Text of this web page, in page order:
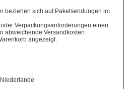
beziehen sich auf Paketsendungen im
Verpackungsanforderungen einen
abweichende Versandkosten
angezeigt.